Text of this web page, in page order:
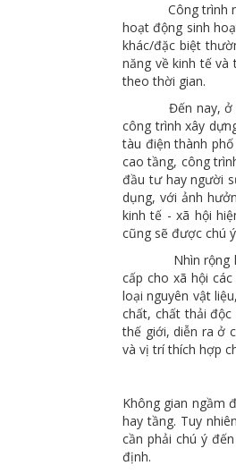
Công trình
hoạt động sinh
khác/đặc biệt
năng về kinh tế
theo thời gian.
Đến nay, ở
công trình xây
tàu điện thành
cao tầng, công
đầu tư hay người
dụng, với ảnh
kinh tế - xã hội
cũng sẽ được chú
Nhìn rộng hơn
cấp cho xã hội
loại nguyên vật
chất, chất thải độc
thế giới, diễn ra ở
và vị trí thích hợp
Không gian ngầm
hay tầng. Tuy
cần phải chú ý
định.